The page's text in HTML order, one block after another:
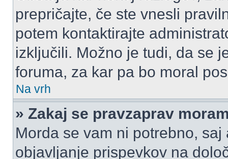
prepričajte, če ste vnesli
potem kontaktirajte
izključili. Možno je tudi, da se
foruma, za kar pa bo moral
Na vrh
» Zakaj se pravzaprav
Morda se vam ni potrebno,
objavljanje prispevkov na